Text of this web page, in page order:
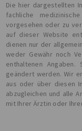
Die hier dargestellten
fachliche
vorgesehen oder zu
auf dieser Website
dienen nur der
weder Gewähr noch
enthaltenen Angaben.
geändert werden. Wir
aus oder über diesen
abzugleichen und alle
mit Ihrer Ärztin oder